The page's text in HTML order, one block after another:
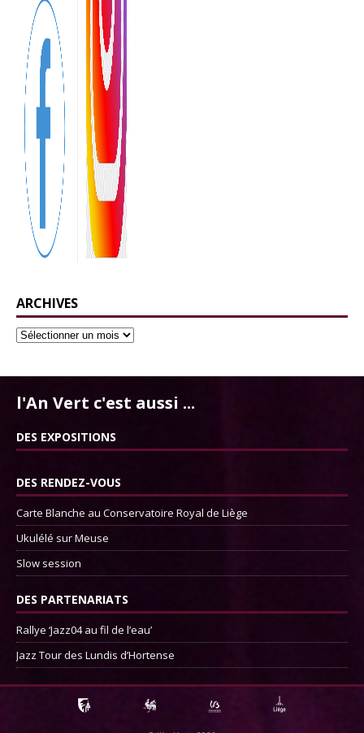
ARCHIVES
l'An Vert c'est aussi ...
DES EXPOSITIONS
DES RENDEZ-VOUS
Carte Blanche au Conservatoire Royal de Liège
Ukulélé sur Meuse
Slow session
DES PARTENARIATS
Rallye ‘Jazz04 au fil de l’eau’
Jazz Tour des Lundis d’Hortense